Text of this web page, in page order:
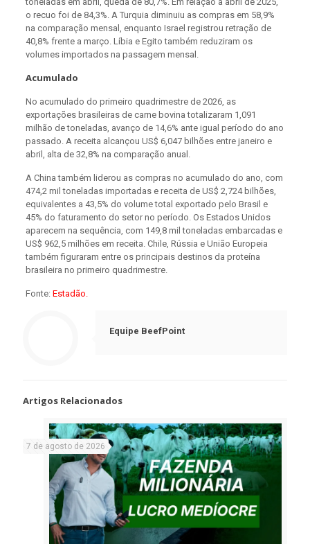
o recuo foi de 84,3%. A Turquia diminuiu as compras em 58,9%
na comparação mensal, enquanto Israel registrou retração de
40,8% frente a março. Líbia e Egito também reduziram os
volumes importados na passagem mensal.
Acumulado
No acumulado do primeiro quadrimestre de 2026, as
exportações brasileiras de carne bovina totalizaram 1,091
milhão de toneladas, avanço de 14,6% ante igual período do ano
passado. A receita alcançou US$ 6,047 bilhões entre janeiro e
abril, alta de 32,8% na comparação anual.
A China também liderou as compras no acumulado do ano, com
474,2 mil toneladas importadas e receita de US$ 2,724 bilhões,
equivalentes a 43,5% do volume total exportado pelo Brasil e
45% do faturamento do setor no período. Os Estados Unidos
aparecem na sequência, com 149,8 mil toneladas embarcadas e
US$ 962,5 milhões em receita. Chile, Rússia e União Europeia
também figuraram entre os principais destinos da proteína
brasileira no primeiro quadrimestre.
Fonte: Estadão.
Equipe BeefPoint
Artigos Relacionados
7 de agosto de 2026